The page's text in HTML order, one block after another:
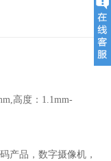
高度：1.1mm-
产品，数字摄像机，